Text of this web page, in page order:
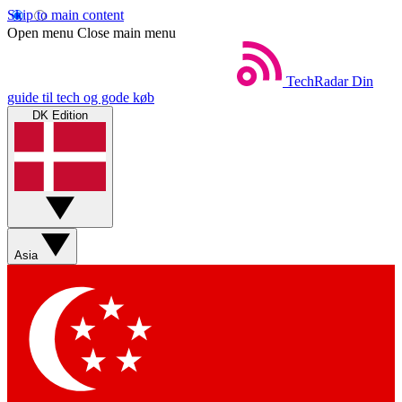
Skip to main content
Open menu Close main menu
TechRadar Din
guide til tech og gode køb
DK Edition
Asia